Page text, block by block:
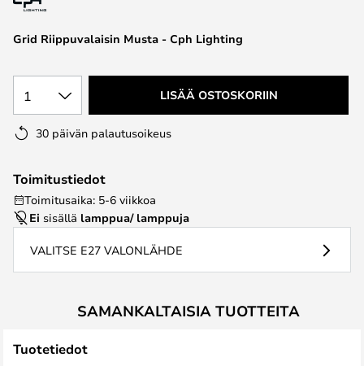
images
Grid Riippuvalaisin Musta - Cph Lighting
1 LISÄÄ OSTOSKORIIN
30 päivän palautusoikeus
Toimitustiedot
Toimitusaika: 5-6 viikkoa
Ei sisällä lamppua/ lamppuja
VALITSE E27 VALONLÄHDE
SAMANKALTAISIA TUOTTEITA
Tuotetiedot